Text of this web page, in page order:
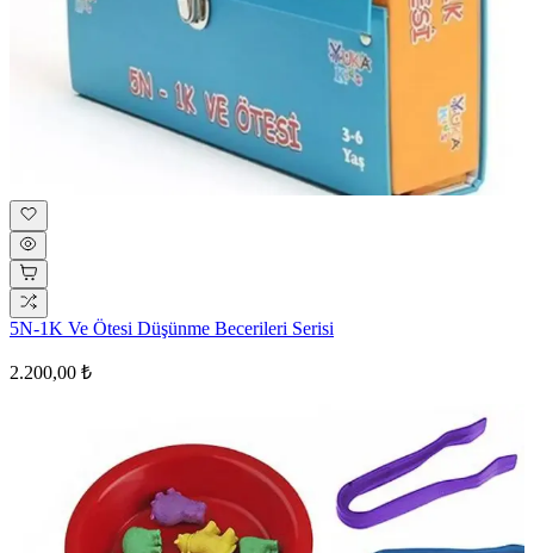
5N-1K Ve Ötesi Düşünme Becerileri Serisi
2.200,00 ₺